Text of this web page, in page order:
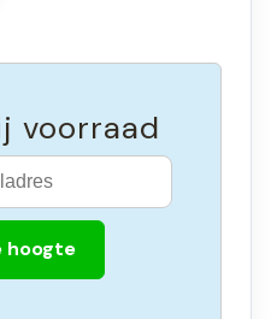
voorraad
hoogte